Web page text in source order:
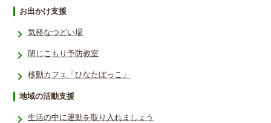
お出かけ支援
気軽なつどい場
閉じこもり予防教室
移動カフェ「ひなたぼっこ」
地域の活動支援
生活の中に運動を取り入れましょう